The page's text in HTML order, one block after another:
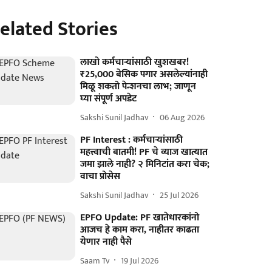
Stories
लाखो कर्मचाऱ्यांसाठी खुशखबर!
₹25,000 बेसिक पगार असलेल्यांनाही
मिळू शकतो पेन्शनचा लाभ; जाणून
घ्या संपूर्ण अपडेट
Sakshi Sunil Jadhav 06 Aug 2026
PF Interest : कर्मचाऱ्यांसाठी
महत्त्वाची बातमी! PF चे व्याज खात्यात
जमा झाले नाही? २ मिनिटांत करा चेक;
वाचा प्रोसेस
Sakshi Sunil Jadhav 25 Jul 2026
EPFO Update: PF खातेधारकांनो
आजच हे काम करा, नाहीतर काढता
येणार नाही पैसे
Saam Tv 19 Jul 2026